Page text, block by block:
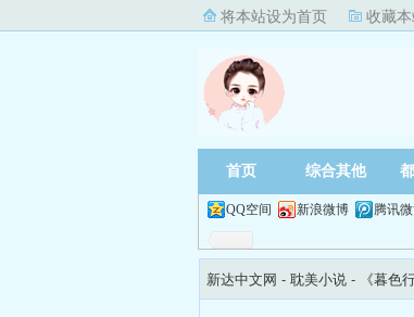
将本站设为首页 收藏
首页 综合其他
QQ空间 新浪微博 腾讯
新达中文网 - 耽美小说 - 《暮色